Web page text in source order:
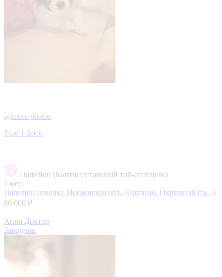
Еще 1 фото
Папийон (Континентальный той-спаниель)
1 мес.
Папийон девочка Московская обл., Фрязино, Окружной пр., 4
80 000 ₽
Анна Доктор
Заводчик